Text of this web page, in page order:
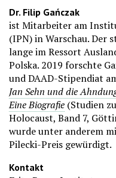
Dr. Filip Gańczak
ist Mitarbeiter am
(IPN) in Warschau. Der
lange im Ressort
Polska. 2019 forschte
und DAAD-Stipendiat
Jan Sehn und die
Eine Biografie (Studien
Holocaust, Band 7,
wurde unter anderem
Pilecki-Preis gewürdigt.
Kontakt